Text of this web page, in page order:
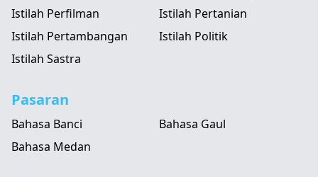
Istilah Perfilman
Istilah Pertanian
Istilah Pertambangan
Istilah Politik
Istilah Sastra
Pasaran
Bahasa Banci
Bahasa Gaul
Bahasa Medan